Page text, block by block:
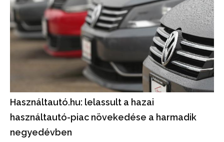
Használtautó.hu: lelassult a hazai
használtautó-piac növekedése a harmadik
negyedévben